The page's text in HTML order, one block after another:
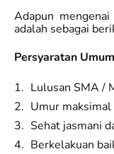
Adapun
adalah sebagai
Persyaratan
Lulusan SMA /
Umur
Sehat jasmani
Berkelakuan